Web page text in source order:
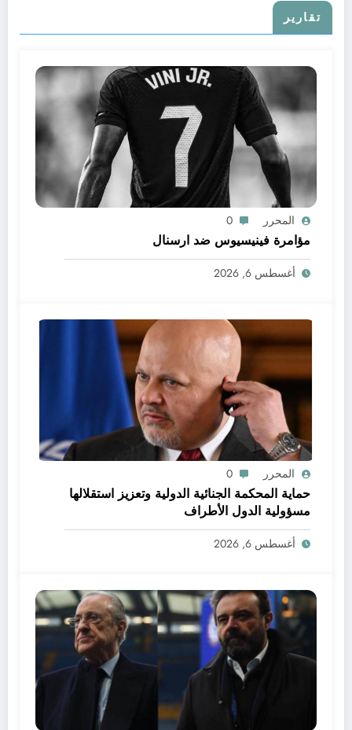
تقارير
المحرر 0
مؤامرة فينيسيوس ضد ارسنال
أغسطس 6, 2026
المحرر 0
حماية المحكمة الجنائية الدولية وتعزيز استقلالها
مسؤولية الدول الأطراف
أغسطس 6, 2026